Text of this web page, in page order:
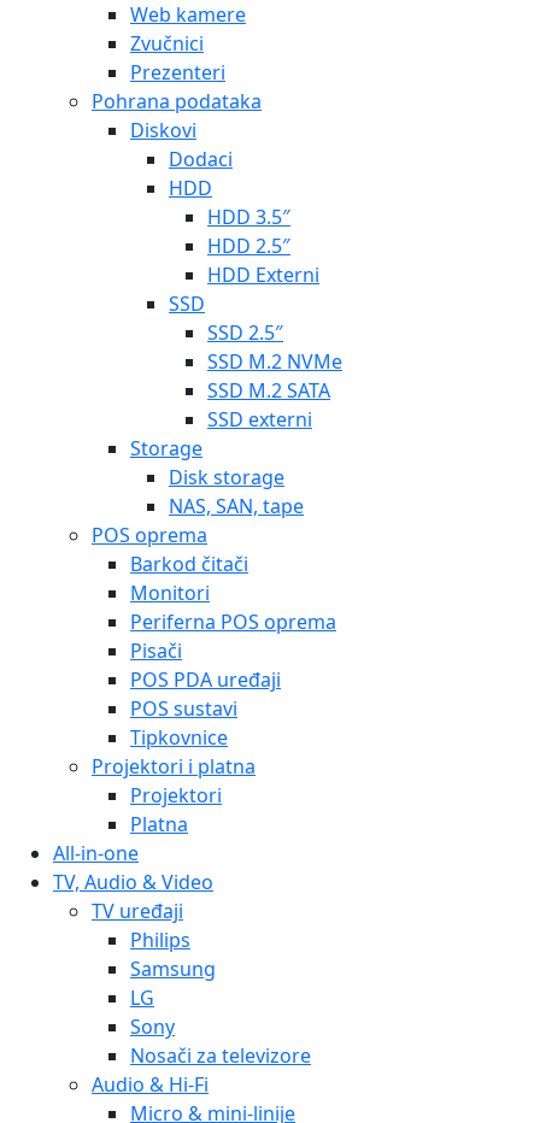
Web kamere
Zvučnici
Prezenteri
Pohrana podataka
Diskovi
Dodaci
HDD
HDD 3.5″
HDD 2.5″
HDD Externi
SSD
SSD 2.5″
SSD M.2 NVMe
SSD M.2 SATA
SSD externi
Storage
Disk storage
NAS, SAN, tape
POS oprema
Barkod čitači
Monitori
Periferna POS oprema
Pisači
POS PDA uređaji
POS sustavi
Tipkovnice
Projektori i platna
Projektori
Platna
All-in-one
TV, Audio & Video
TV uređaji
Philips
Samsung
LG
Sony
Nosači za televizore
Audio & Hi-Fi
Micro & mini-linije